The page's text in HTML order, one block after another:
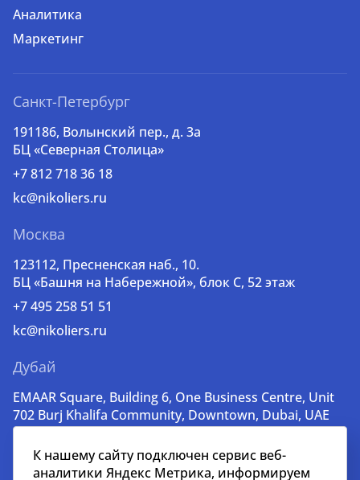
Аналитика
Маркетинг
Санкт-Петербург
191186, Волынский пер., д. 3a
БЦ «Северная Столица»
+7 812 718 36 18
kc@nikoliers.ru
Москва
123112, Пресненская наб., 10.
БЦ «Башня на Набережной», блок С, 52 этаж
+7 495 258 51 51
kc@nikoliers.ru
Дубай
EMAAR Square, Building 6, One Business Centre, Unit
702 Burj Khalifa Community, Downtown, Dubai, UAE
lead@nikoliers-global.com
К нашему сайту подключен сервис веб-
аналитики Яндекс Метрика, информируем